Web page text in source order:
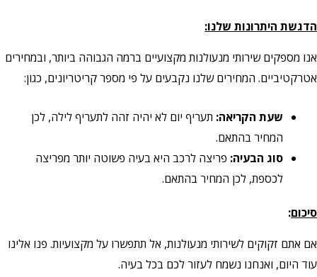
הדגשת היתרונות שלנו:
אנו מספקים שירותי מנעולנות מקצועיים ברמה הגבוהה ביותר, ובמחירים
אטרקטיביים. המחירים שלנו נקבעים על פי מספר קריטריונים, כגון:
שעת הקריאה: תעריף יום לא יהיה זהה לתעריף לילה, לכן
המחיר בהתאם.
סוג הבעיה: פריצה לרכב היא בעיה פשוטה יותר מפריצה
לכספת, לכן המחיר בהתאם.
סיכום:
אם אתם זקוקים לשירותי מנעולנות, אל תתפשרו על מקצועיות. פנו אלינו
עוד היום, ואנחנו נשמח לעזור לכם בכל בעיה.